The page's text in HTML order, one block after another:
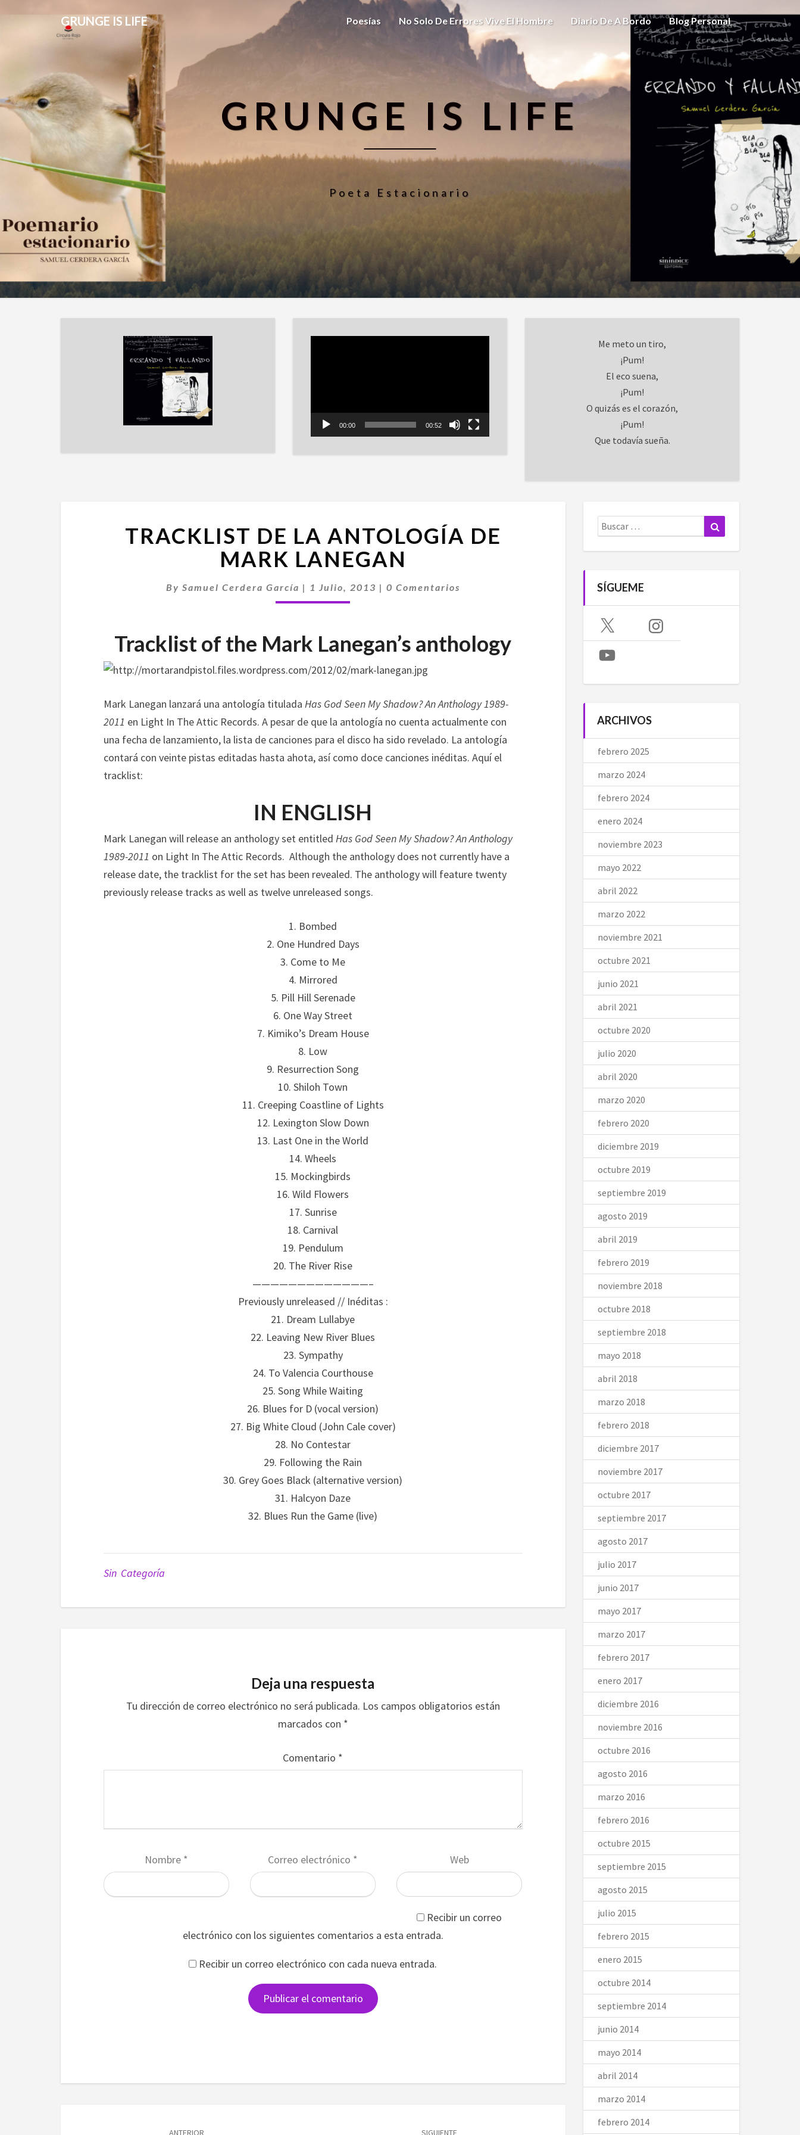
GRUNGE IS LIFE Poesías No Solo De Errores Vive El Hombre Diario De A Bordo Blog Personal
GRUNGE IS LIFE
Poeta Estacionario
00:00 00:52
Me meto un tiro,
¡Pum!
El eco suena,
¡Pum!
O quizás es el corazón,
¡Pum!
Que todavía sueña.
DE
LA
ANTOLOGÍA
MARK
TRACKLIST DE LA ANTOLOGÍA DE
MARK LANEGAN
By Samuel Cerdera García | 1 Julio, 2013 | Comentarios
0 Comentarios
Tracklist of the Mark Lanegan’s anthology
Mark Lanegan lanzará una antología titulada Has God Seen My Shadow? An Anthology 1989-
2011 en Light In The Attic Records. A pesar de que la antología no cuenta actualmente con
una fecha de lanzamiento, la lista de canciones para el disco ha sido revelado. La antología
contará con veinte pistas editadas hasta ahota, así como doce canciones inéditas. Aquí el
tracklist:
IN ENGLISH
Mark Lanegan will release an anthology set entitled Has God Seen My Shadow? An Anthology
1989-2011 on Light In The Attic Records. Although the anthology does not currently have a
release date, the tracklist for the set has been revealed. The anthology will feature twenty
previously release tracks as well as twelve unreleased songs.
1. Bombed
2. One Hundred Days
3. Come to Me
4. Mirrored
5. Pill Hill Serenade
6. One Way Street
7. Kimiko’s Dream House
8. Low
9. Resurrection Song
10. Shiloh Town
11. Creeping Coastline of Lights
12. Lexington Slow Down
13. Last One in the World
14. Wheels
15. Mockingbirds
16. Wild Flowers
17. Sunrise
18. Carnival
19. Pendulum
20. The River Rise
—————————————–
Previously unreleased // Inéditas :
21. Dream Lullabye
22. Leaving New River Blues
23. Sympathy
24. To Valencia Courthouse
25. Song While Waiting
26. Blues for D (vocal version)
27. Big White Cloud (John Cale cover)
28. No Contestar
29. Following the Rain
30. Grey Goes Black (alternative version)
31. Halcyon Daze
32. Blues Run the Game (live)
Sin Categoría
Deja una respuesta
Tu dirección de correo electrónico no será publicada. Los campos obligatorios están
marcados con *
Comentario *
Nombre * Correo electrónico * Web
Recibir un correo
electrónico con los siguientes comentarios a esta entrada.
Recibir un correo electrónico con cada nueva entrada.
ANTERIOR SIGUIENTE
Buscar:
SÍGUEME
X Instagram
YouTube
ARCHIVOS
febrero 2025
marzo 2024
febrero 2024
enero 2024
noviembre 2023
mayo 2022
abril 2022
marzo 2022
noviembre 2021
octubre 2021
junio 2021
abril 2021
octubre 2020
julio 2020
abril 2020
marzo 2020
febrero 2020
diciembre 2019
octubre 2019
septiembre 2019
agosto 2019
abril 2019
febrero 2019
noviembre 2018
octubre 2018
septiembre 2018
mayo 2018
abril 2018
marzo 2018
febrero 2018
diciembre 2017
noviembre 2017
octubre 2017
septiembre 2017
agosto 2017
julio 2017
junio 2017
mayo 2017
marzo 2017
febrero 2017
enero 2017
diciembre 2016
noviembre 2016
octubre 2016
agosto 2016
marzo 2016
febrero 2016
octubre 2015
septiembre 2015
agosto 2015
julio 2015
febrero 2015
enero 2015
octubre 2014
septiembre 2014
junio 2014
mayo 2014
abril 2014
marzo 2014
febrero 2014